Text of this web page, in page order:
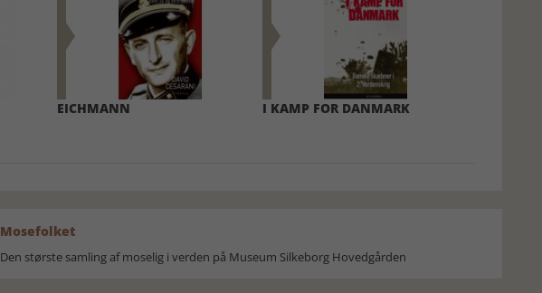
EICHMANN I KAMP FOR DANMARK
Mosefolket
Den største samling af moselig i verden på Museum Silkeborg Hovedgården